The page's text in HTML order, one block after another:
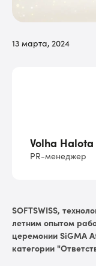
13 марта, 2024
SOFTSWISS,
летним опытом
церемонии SiGMA
категории
Volha Halota
PR-менеджер